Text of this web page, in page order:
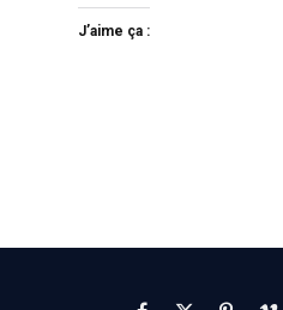
J’aime ça :